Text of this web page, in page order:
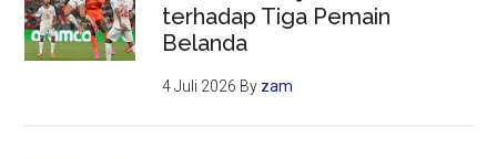
terhadap Tiga Pemain
Belanda
4 Juli 2026 By zam